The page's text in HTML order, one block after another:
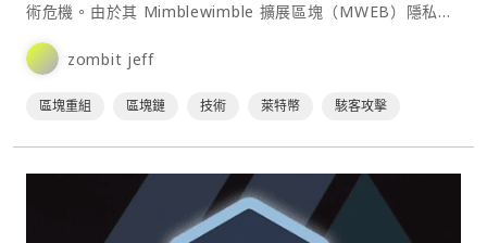
術危機。由於其 Mimblewimble 擴展區塊（MWEB）隱私協
議存在安全漏洞，導致網路出現了長達 13 個區塊的重組，回
滾了約 32 分鐘的網路活動。儘管萊特幣基金會宣稱已成功修
zombit jeff
區塊重組 區塊鏈 技術 萊特幣 駭客攻擊